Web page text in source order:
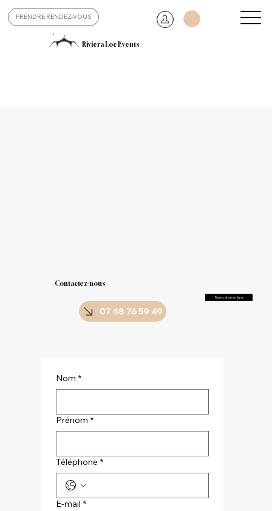
PRENDRE RENDEZ-VOUS
Riviera Loc Events
Contactez-nous
Reservation en ligne
07 68 76 59 49
Nom *
Prénom *
Téléphone *
E‑mail *